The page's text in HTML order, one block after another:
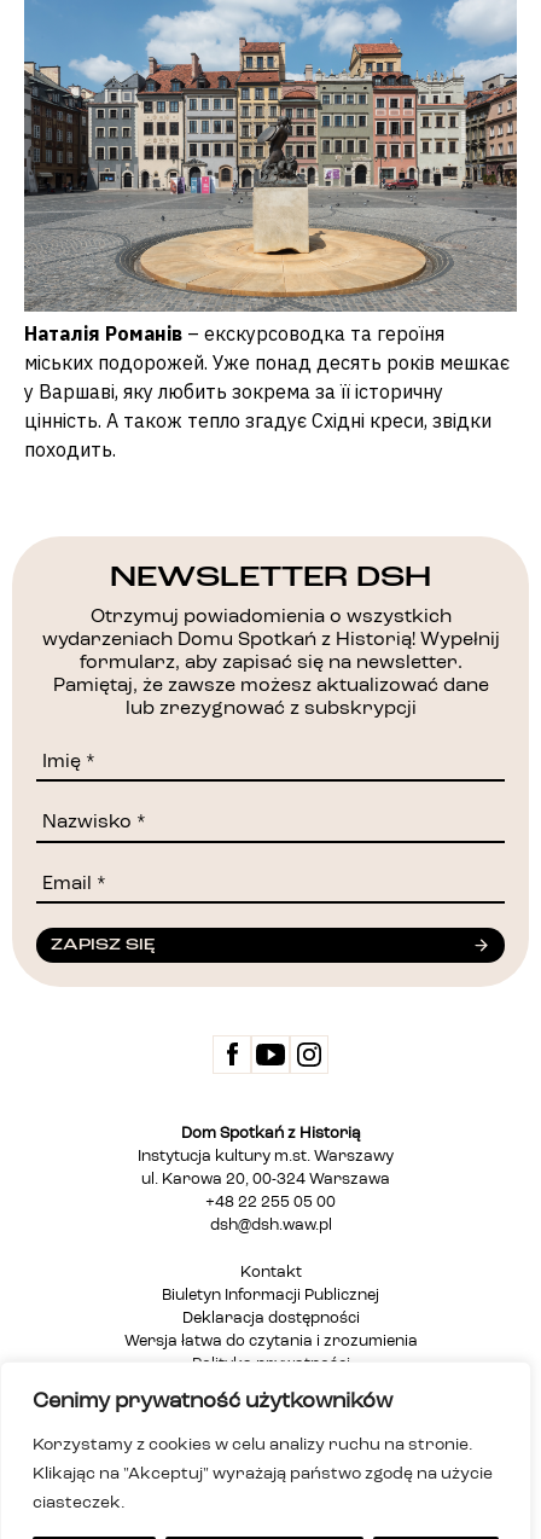
Cenimy prywatność użytkowników
Korzystamy z cookies w celu analizy ruchu na stronie.
Klikając na "Akceptuj" wyrażają państwo zgodę na użycie
ciasteczek.
Наталія Романів – екскурсоводка та героїня
міських подорожей. Уже понад десять років мешкає
у Варшаві, яку любить зокрема за її історичну
цінність. А також тепло згадує Східні креси, звідки
походить.
NEWSLETTER DSH
Otrzymuj powiadomienia o wszystkich
wydarzeniach Domu Spotkań z Historią! Wypełnij
formularz, aby zapisać się na newsletter.
Pamiętaj, że zawsze możesz aktualizować dane
lub zrezygnować z subskrypcji
ZAPISZ SIĘ
Dom Spotkań z Historią
Instytucja kultury m.st. Warszawy
ul. Karowa 20, 00-324 Warszawa
+48 22 255 05 00
dsh@dsh.waw.pl
Kontakt
Biuletyn Informacji Publicznej
Deklaracja dostępności
Wersja łatwa do czytania i zrozumienia
Polityka prywatności
Mapa strony